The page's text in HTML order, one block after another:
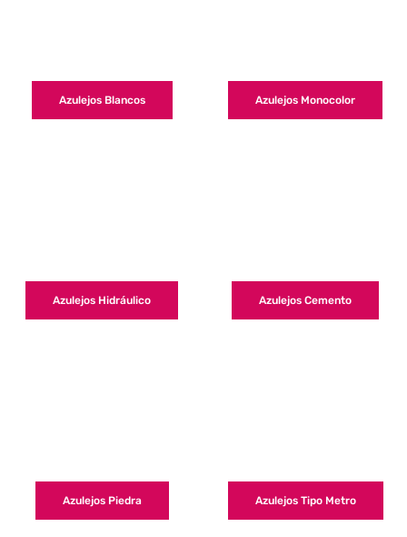
Azulejos Blancos Azulejos Monocolor
Azulejos Hidráulico Azulejos Cemento
Azulejos Piedra Azulejos Tipo Metro